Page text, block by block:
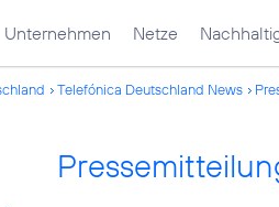
Unternehmen Netze
Telefónica Deutschland News